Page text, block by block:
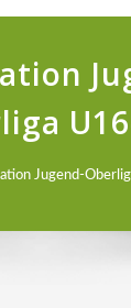
Jugend-